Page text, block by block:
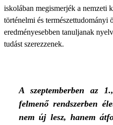
iskolában megismerjék a nemzeti
történelmi és természettudományi
eredményesebben tanuljanak
tudást szerezzenek.
A szeptemberben az
felmenő rendszerben
nem új lesz, hanem